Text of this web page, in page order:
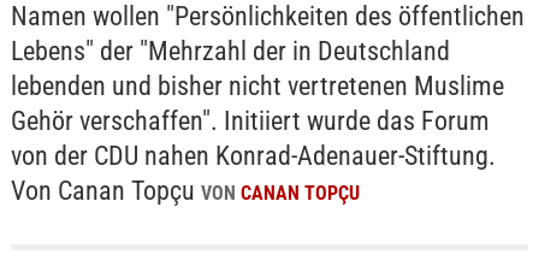
Namen wollen "Persönlichkeiten des öffentlichen
Lebens" der "Mehrzahl der in Deutschland
lebenden und bisher nicht vertretenen Muslime
Gehör verschaffen". Initiiert wurde das Forum
von der CDU nahen Konrad-Adenauer-Stiftung.
Von Canan Topçu VON CANAN TOPÇU